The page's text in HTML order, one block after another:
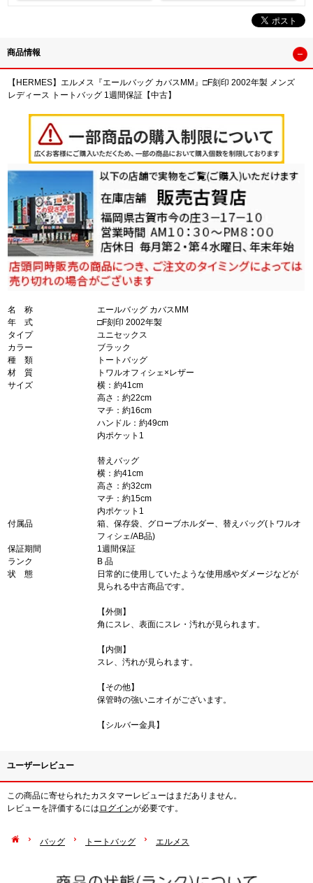
商品情報
【HERMES】エルメス『エールバッグ カバスMM』□F刻印 2002年製 メンズ
レディース トートバッグ 1週間保証【中古】
名 称
エールバッグ カバスMM
年 式
□F刻印 2002年製
タイプ
ユニセックス
カラー
ブラック
種 類
トートバッグ
材 質
トワルオフィシェ×レザー
サイズ
横：約41cm
高さ：約22cm
マチ：約16cm
ハンドル：約49cm
内ポケット1
替えバッグ
横：約41cm
高さ：約32cm
マチ：約15cm
内ポケット1
付属品
箱、保存袋、グローブホルダー、替えバッグ(トワルオ
フィシェ/AB品)
保証期間
1週間保証
ランク
B 品
状 態
日常的に使用していたような使用感やダメージなどが
見られる中古商品です。
【外側】
角にスレ、表面にスレ・汚れが見られます。
【内側】
スレ、汚れが見られます。
【その他】
保管時の強いニオイがございます。
【シルバー金具】
ユーザーレビュー
この商品に寄せられたカスタマーレビューはまだありません。
レビューを評価するには ログインが必要です。
バッグ トートバッグ エルメス